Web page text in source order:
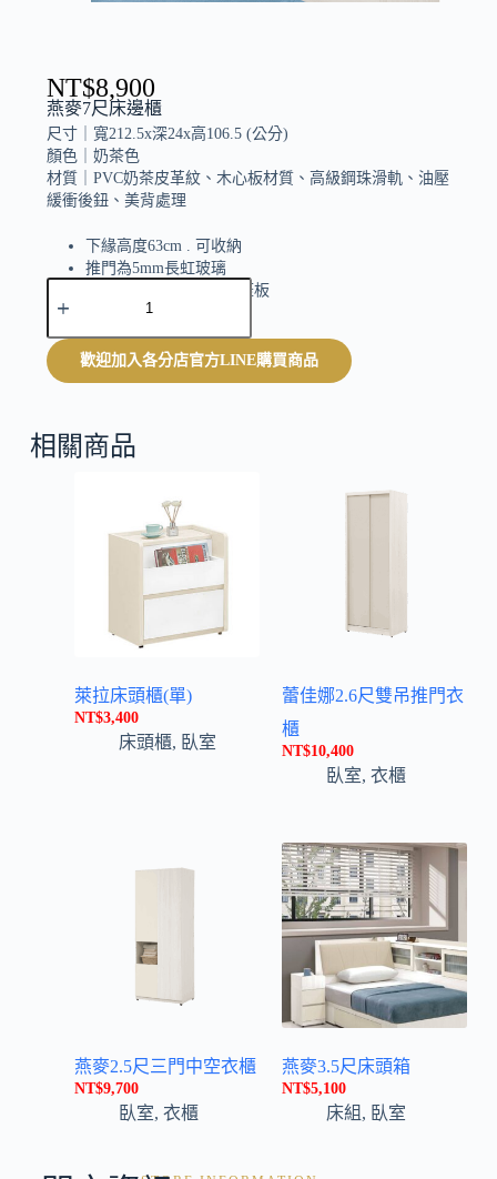
燕麥7尺床邊櫃
NT$8,900
尺寸｜ 寬212.5x深24x高106.5(公分)
顏色｜ 奶茶色
材質｜ PVC奶茶皮革紋、木心板材質、高級鋼珠滑軌、油壓
緩衝後鈕、美背處理
下緣高度63cm . 可收納
推門為5mm長虹玻璃
附2片活動隔板 . 2片掀蓋板
e
r
n
歡迎加入各分店官方LINE購買商品
相關商品
萊拉床頭櫃(單)
NT$3,400
床頭櫃, 臥室
蕾佳娜2.6尺雙吊推門衣
櫃
NT$10,400
臥室, 衣櫃
燕麥2.5尺三門中空衣櫃
NT$9,700
臥室, 衣櫃
燕麥3.5尺床頭箱
NT$5,100
床組, 臥室